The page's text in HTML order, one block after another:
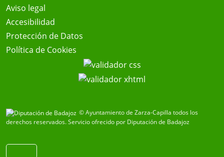
Aviso legal
Accesibilidad
Protección de Datos
Política de Cookies
© Ayuntamiento de Zarza-Capilla todos los
derechos reservados.Servicio ofrecido por Diputación de Badajoz